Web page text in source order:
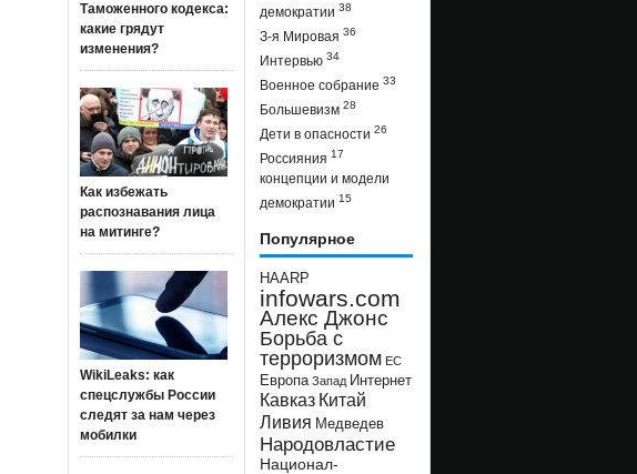
Таможенного кодекса:
какие грядут
изменения?
Как избежать
распознавания лица
на митинге?
WikiLeaks: как
спецслужбы России
следят за нам через
мобилки
демократии 38
З-я Мировая 36
Интервью 34
Военное собрание 33
Большевизм 28
Дети в опасности 26
Россияния 17
концепции и модели
демократии 15
Популярное
HAARP
infowars.com
Алекс Джонс
Борьба с
терроризмом ЕС
Европа Запад Интернет
Кавказ Китай
Ливия Медведев
Народовластие
Национал-